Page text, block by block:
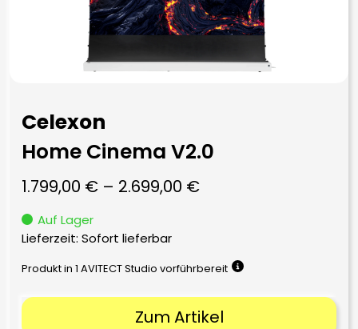
Celexon
Home Cinema V2.0
1.799,00 € – 2.699,00 €
Auf Lager
Lieferzeit: Sofort lieferbar
Produkt in 1 AVITECT Studio vorführbereit
Zum Artikel